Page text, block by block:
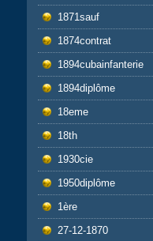
1871sauf
1874contrat
1894cubainfanterie
1894diplôme
18eme
18th
1930cie
1950diplôme
1ère
27-12-1870